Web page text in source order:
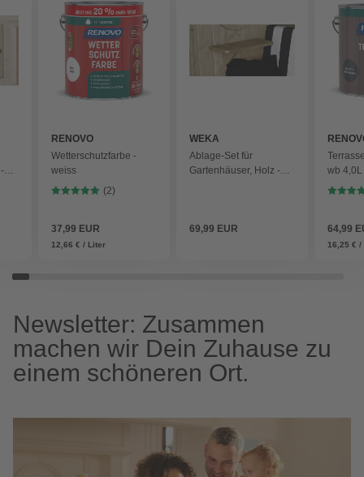
RENOVO
Wetterschutzfarbe -
weiss
(2)
37,99 EUR
12,66 € / Liter
WEKA
Ablage-Set für
Gartenhäuser, Holz -
69,99 EUR
wb
7016 -
64,99
16,25 € /
Newsletter: Zusammen
machen wir Dein Zuhause zu
einem schöneren Ort.